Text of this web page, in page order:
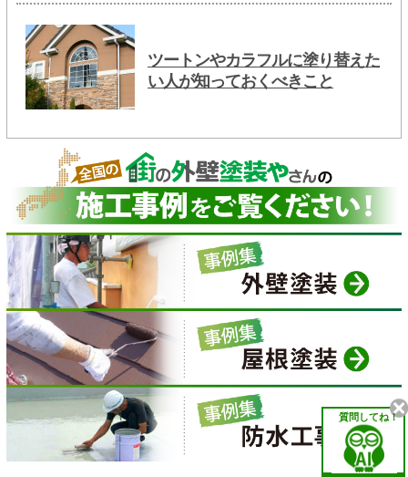
ツートンやカラフルに塗り替えた
い人が知っておくべきこと
質問してね！